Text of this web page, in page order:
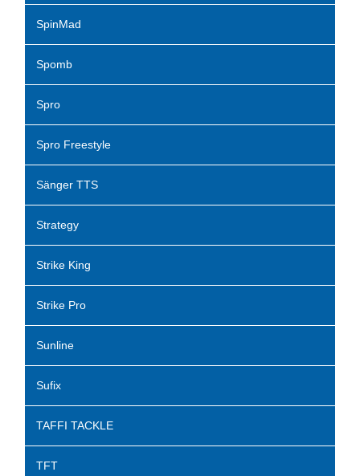
SpinMad
Spomb
Spro
Spro Freestyle
Sänger TTS
Strategy
Strike King
Strike Pro
Sunline
Sufix
TAFFI TACKLE
TFT